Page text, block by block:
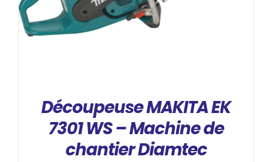
Découpeuse MAKITA EK
7301 WS – Machine de
chantier Diamtec